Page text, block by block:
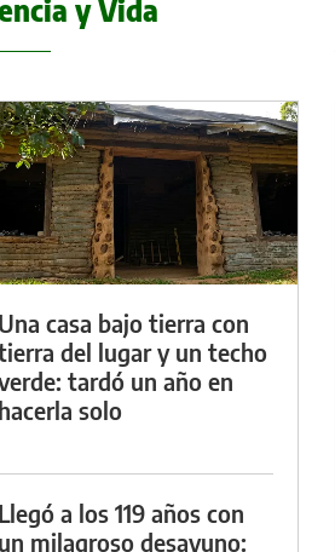
y Vida
Una casa bajo tierra con
del lugar y un techo
tardó un año en
hacerla solo
Llegó a los 119 años con
un milagroso desayuno: